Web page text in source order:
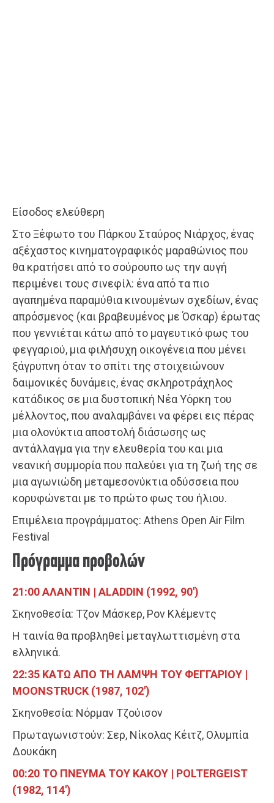
Είσοδος ελεύθερη
Στο Ξέφωτο του Πάρκου Σταύρος Νιάρχος, ένας
αξέχαστος κινηματογραφικός μαραθώνιος που
θα κρατήσει από το σούρουπο ως την αυγή
περιμένει τους σινεφίλ: ένα από τα πιο
αγαπημένα παραμύθια κινουμένων σχεδίων, ένας
απρόσμενος (και βραβευμένος με Όσκαρ) έρωτας
που γεννιέται κάτω από το μαγευτικό φως του
φεγγαριού, μια φιλήσυχη οικογένεια που μένει
ξάγρυπνη όταν το σπίτι της στοιχειώνουν
δαιμονικές δυνάμεις, ένας σκληροτράχηλος
κατάδικος σε μια δυστοπική Νέα Υόρκη του
μέλλοντος, που αναλαμβάνει να φέρει εις πέρας
μια ολονύκτια αποστολή διάσωσης ως
αντάλλαγμα για την ελευθερία του και μια
νεανική συμμορία που παλεύει για τη ζωή της σε
μια αγωνιώδη μεταμεσονύκτια οδύσσεια που
κορυφώνεται με το πρώτο φως του ήλιου.
Επιμέλεια προγράμματος: Athens Open Αir Film
Festival
Πρόγραμμα προβολών
21:00 ΑΛΑΝΤΙΝ | ALADDIN (1992, 90′)
Σκηνοθεσία: Τζον Μάσκερ, Ρον Κλέμεντς
Η ταινία θα προβληθεί μεταγλωττισμένη στα
ελληνικά.
22:35 ΚΑΤΩ ΑΠΟ ΤΗ ΛΑΜΨΗ ΤΟΥ ΦΕΓΓΑΡΙΟΥ |
MOONSTRUCK (1987, 102′)
Σκηνοθεσία: Νόρμαν Τζούισον
Πρωταγωνιστούν: Σερ, Νίκολας Κέιτζ, Ολυμπία
Δουκάκη
00:20 ΤΟ ΠΝΕΥΜΑ ΤΟΥ ΚΑΚΟΥ | POLTERGEIST
(1982, 114′)